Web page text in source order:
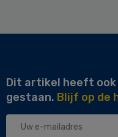
Dit artikel heeft
gestaan. Blijf op de
Uw